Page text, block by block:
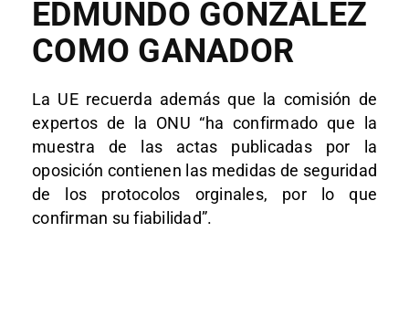
EDMUNDO GONZÁLEZ
COMO GANADOR
La UE recuerda además que la comisión de
expertos de la ONU “ha confirmado que la
muestra de las actas publicadas por la
oposición contienen las medidas de seguridad
de los protocolos orginales, por lo que
confirman su fiabilidad”.